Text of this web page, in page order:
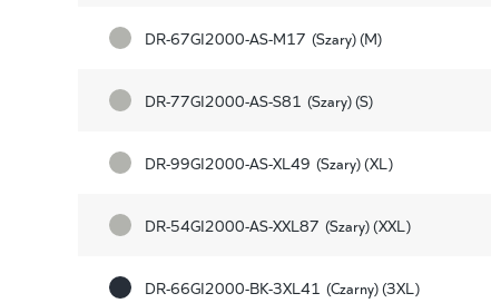
DR-67GI2000-AS-M17 (Szary) (M)
DR-77GI2000-AS-S81 (Szary) (S)
DR-99GI2000-AS-XL49 (Szary) (XL)
DR-54GI2000-AS-XXL87 (Szary) (XXL)
DR-66GI2000-BK-3XL41 (Czarny) (3XL)